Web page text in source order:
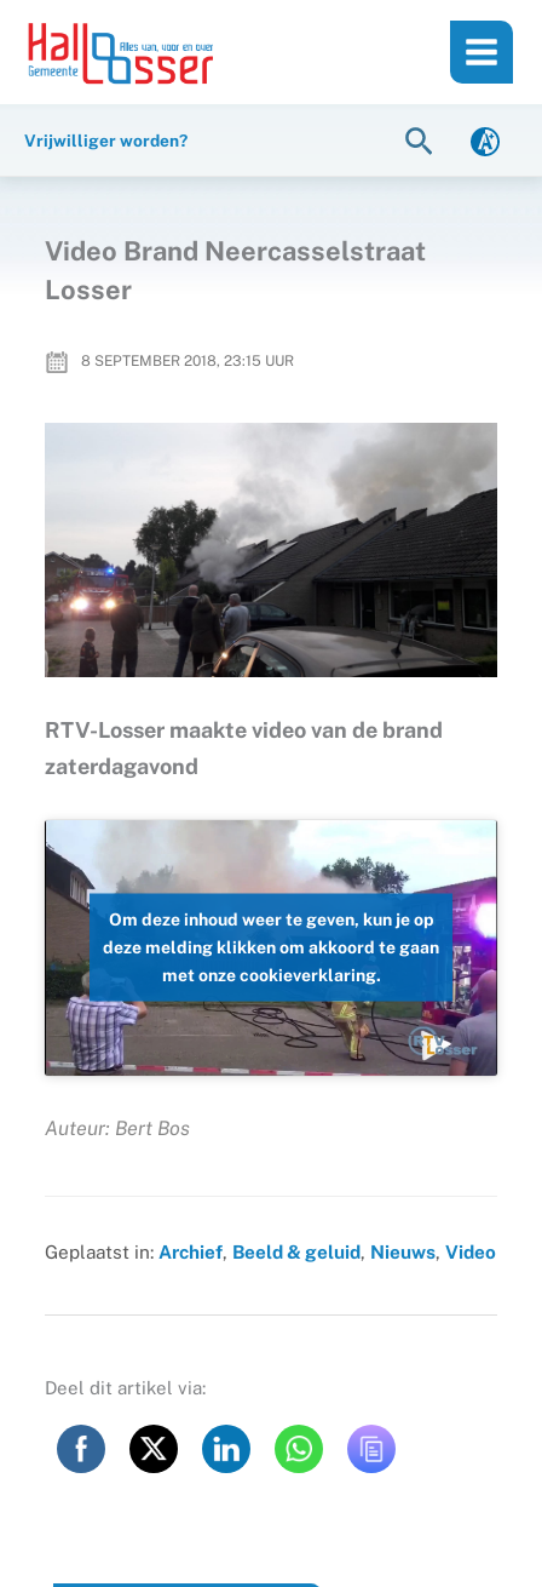
inhoud
naar
Vrijwilliger worden? Zoeken
Video Brand Neercasselstraat
Losser
8 SEPTEMBER 2018, 23:15 UUR
RTV-Losser maakte video van de brand
zaterdagavond
Om deze inhoud weer te geven, kun je op
deze melding klikken om akkoord te gaan
met onze cookieverklaring.
Auteur: Bert Bos
Geplaatst in: Archief, Beeld & geluid, Nieuws, Video
Deel dit artikel via: